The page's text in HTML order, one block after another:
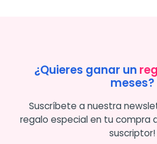
¿Quieres ganar un
meses?
Suscríbete a nuestra
regalo especial en tu compra
suscriptor!